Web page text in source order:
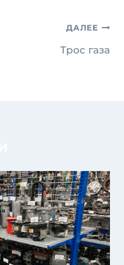
ДАЛЕЕ
Трос газа